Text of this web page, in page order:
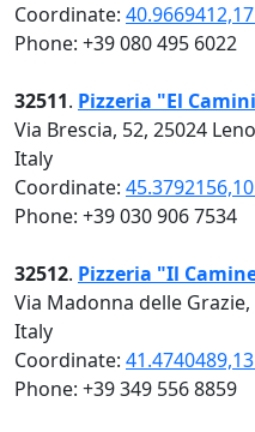
Coordinate:
Phone: +39 080 495 6022
32511. Pizzeria "El
Via Brescia, 52, 25024
Italy
Coordinate:
Phone: +39 030 906 7534
32512. Pizzeria "Il
Via Madonna delle
Italy
Coordinate:
Phone: +39 349 556 8859